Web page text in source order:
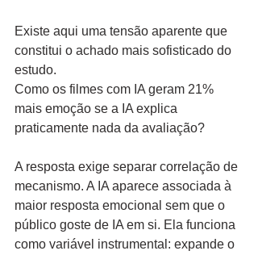
Existe aqui uma tensão aparente que
constitui o achado mais sofisticado do
estudo.
Como os filmes com IA geram 21%
mais emoção se a IA explica
praticamente nada da avaliação?
A resposta exige separar correlação de
mecanismo. A IA aparece associada à
maior resposta emocional sem que o
público goste de IA em si. Ela funciona
como variável instrumental: expande o